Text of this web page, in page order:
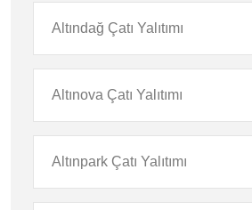
Altındağ Çatı Yalıtımı
Altınova Çatı Yalıtımı
Altınpark Çatı Yalıtımı